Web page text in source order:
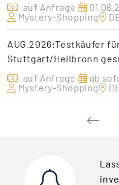
auf Anfrage
Mystery-Shopping
AUG.2026:Testkäufer
Stuttgart/Heilbronn
auf Anfrage
ab
Mystery-Shopping